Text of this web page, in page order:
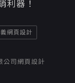
利器！
網頁設計
公司網頁設計